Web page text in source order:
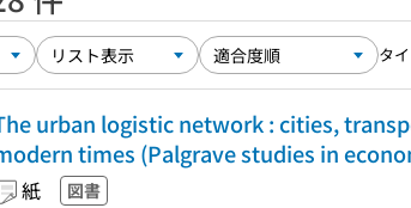
タ
urban logistic network : cities,
times (Palgrave studies in
紙 図書